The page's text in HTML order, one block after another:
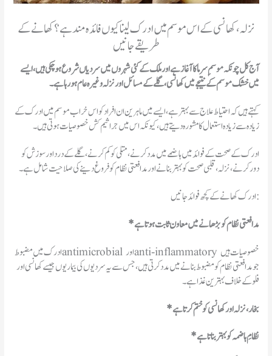
نزلہ، کھانسی کے اس موسم میں ادرک لینا کیوں فائدہ مند ہے؟ کھانے کے
طریقے جانیں
آج کل چونکہ موسمِ سرما کا آغاز ہے اور ملک کے کئی شہروں میں سردیاں شروع ہوچکی ہیں، ایسے
میں خشک موسم کے نتیجے میں کھانسی، گلے کے مسائل اور نزلہ وغیرہ عام ہورہا ہے۔
کہتے ہیں کہ احتیاط علاج سے بہتر ہے، ایسے میں ماہرین ان افراد کو اس خراب موسم میں ادرک کے
زیادہ سے زیادہ استعمال کا مشورہ دیتے ہیں، کیونکہ اس میں جراثیم کش خصوصیات ہوتی ہیں۔
ادرک کے صحت کے فوائد میں ہاضمے میں مدد کرنے، متلی کو کم کرنے، گلے کے درد اور سوزش کو
دور کرنے،نزلہ، قلبی صحت کو بہتر بنانے اور مدافعتی نظام کو فروغ دینے کی صلاحیت شامل ہے۔
ادرک کھانے کے کچھ فوائد جانیں:
* مدافعتی نظام کو بڑھانے میں معاون ثابت ہوتا ہے
ادرک میں مضبوط antimicrobial اور anti-inflammatory خصوصیات ہیں
جو مدافعتی نظام کو مضبوط بنانے میں مدد کرتی ہیں، جس سے یہ سردیوں کی بیماریوں جیسے کھانسی اور
فلو کے خلاف بہترین غذا ہے۔
*بخار، نزلہ اور کھانسی کو ختم کرتا ہے
*نظامِ ہاضمہ کو بہتر بناتا ہے